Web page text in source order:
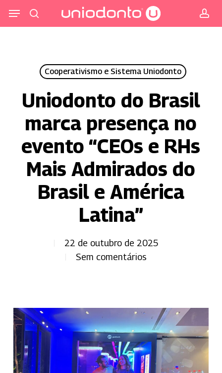
para
Menu
Cooperativismo e Sistema Uniodonto
Uniodonto do Brasil
marca presença no
evento “CEOs e RHs
Mais Admirados do
Brasil e América
Latina”
22 de outubro de 2025
Sem comentários